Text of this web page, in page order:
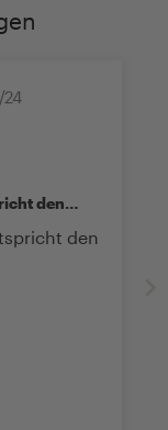
24
den
den